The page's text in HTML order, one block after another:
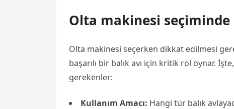
Olta makinesi
Olta makinesi seçerken dikkat edilmesi
başarılı bir balık avı için kritik rol oynar. İşte,
gerekenler:
Kullanım Amacı: Hangi tür balık